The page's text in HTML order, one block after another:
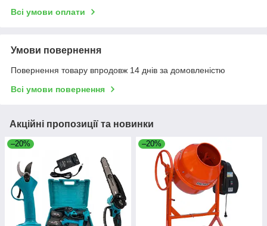
Всі умови оплати
Умови повернення
Повернення товару впродовж 14 днів за домовленістю
Всі умови повернення
Акційні пропозиції та новинки
–20% –20%